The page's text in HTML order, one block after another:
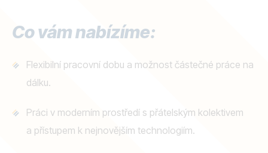
Co vám nabízíme:
Flexibilní pracovní dobu a možnost částečné práce na
dálku.
Práci v moderním prostředí s přátelským kolektivem
a přístupem k nejnovějším technologiím.